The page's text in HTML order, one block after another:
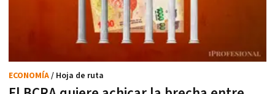
ECONOMÍA/ Hoja de ruta